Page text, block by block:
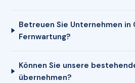
Betreuen Sie Unternehmen
Fernwartung?
Können Sie unsere
übernehmen?